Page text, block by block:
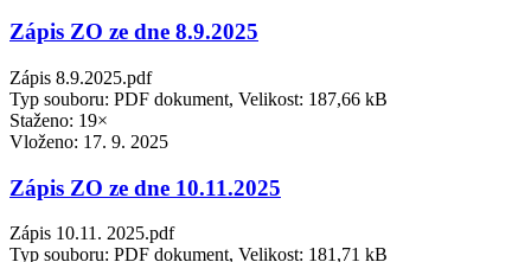
Zápis ZO ze dne 8.9.2025
Zápis 8.9.2025.pdf
Typ souboru: PDF dokument, Velikost: 187,66 kB
Staženo: 19×
Vloženo: 17. 9. 2025
Zápis ZO ze dne 10.11.2025
Zápis 10.11. 2025.pdf
Typ souboru: PDF dokument, Velikost: 181,71 kB